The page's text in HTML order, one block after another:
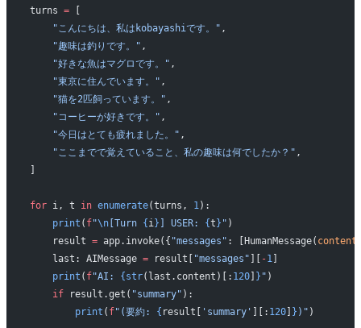
turns = [
    "こんにちは、私はkobayashiです。"
,
    "趣味は釣りです。"
,
    "好きな魚はマグロです。"
,
    "東京に住んでいます。"
,
    "猫を2匹飼っています。"
,
    "コーヒーが好きです。"
,
    "今日はとても疲れました。"
,
    "ここまでで覚えていること、私の趣味は何でしたか？"
,
for i, t in enumerate(turns, 1):
    print
( f"\n[Turn { i} ] USER: {t } " )
    result
= app.invoke({ "messages" : [HumanMessage( content
    last: AIMessage
= result[ "messages" -1]
    print
( f"AI: {str(last.content)[: 120] } " )
    if
result.get( "summary" ):
        print
( f"(要約: { result[ 'summary' ][: 120] } )" )